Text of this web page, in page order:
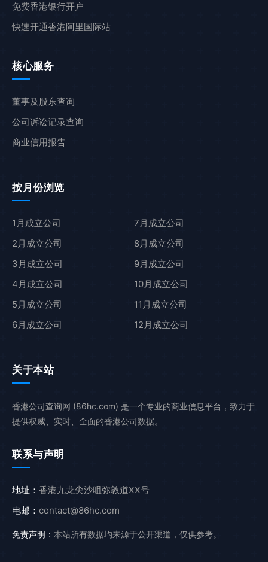
免费香港银行开户
快速开通香港阿里国际站
核心服务
董事及股东查询
公司诉讼记录查询
商业信用报告
按月份浏览
1月成立公司
2月成立公司
3月成立公司
4月成立公司
5月成立公司
6月成立公司
7月成立公司
8月成立公司
9月成立公司
10月成立公司
11月成立公司
12月成立公司
关于本站
香港公司查询网 (86hc.com) 是一个专业的商业信息平台，致力于
提供权威、实时、全面的香港公司数据。
联系与声明
地址： 香港九龙尖沙咀弥敦道XX号
电邮： contact@86hc.com
免责声明： 本站所有数据均来源于公开渠道，仅供参考。